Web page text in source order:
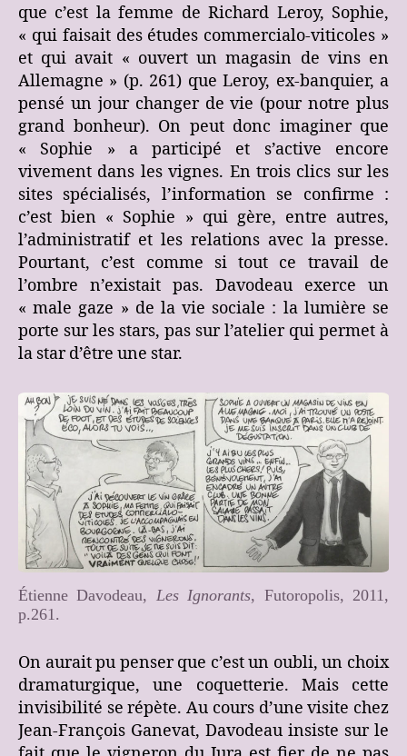
que c’est la femme de Richard Leroy, Sophie,
« qui faisait des études commercialo-viticoles »
et qui avait « ouvert un magasin de vins en
Allemagne » (p. 261) que Leroy, ex-banquier, a
pensé un jour changer de vie (pour notre plus
grand bonheur). On peut donc imaginer que
« Sophie » a participé et s’active encore
vivement dans les vignes. En trois clics sur les
sites spécialisés, l’information se confirme :
c’est bien « Sophie » qui gère, entre autres,
l’administratif et les relations avec la presse.
Pourtant, c’est comme si tout ce travail de
l’ombre n’existait pas. Davodeau exerce un
« male gaze » de la vie sociale : la lumière se
porte sur les stars, pas sur l’atelier qui permet à
la star d’être une star.
Étienne Davodeau, Les Ignorants, Futoropolis, 2011,
p.261.
On aurait pu penser que c’est un oubli, un choix
dramaturgique, une coquetterie. Mais cette
invisibilité se répète. Au cours d’une visite chez
Jean-François Ganevat, Davodeau insiste sur le